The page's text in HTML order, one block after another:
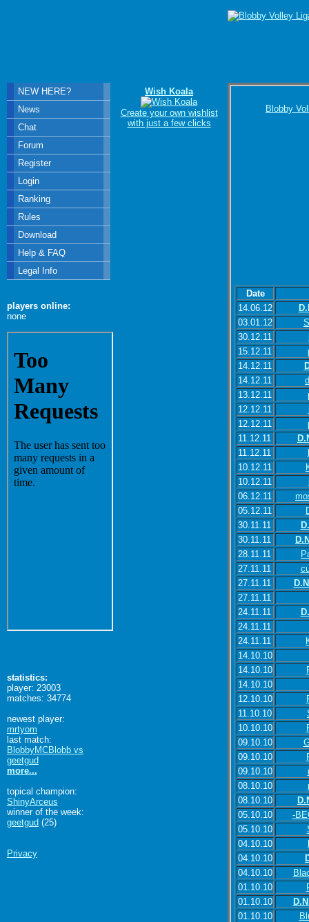
Blobby
Date
14.06.12
03.01.12
30.12.11
15.12.11
14.12.11
14.12.11
13.12.11
12.12.11
12.12.11
11.12.11
11.12.11
10.12.11
10.12.11
06.12.11
05.12.11
30.11.11
30.11.11
28.11.11
27.11.11
27.11.11
27.11.11
24.11.11
24.11.11
24.11.11
14.10.10
14.10.10
14.10.10
12.10.10
11.10.10
10.10.10
09.10.10
09.10.10
09.10.10
08.10.10
08.10.10
05.10.10
-
05.10.10
04.10.10
04.10.10
04.10.10
01.10.10
01.10.10
01.10.10
Wish Koala
Create your own wishlist
with just a few clicks
NEW HERE?
News
Chat
Forum
Register
Login
Ranking
Rules
Download
Help & FAQ
Legal Info
players online:
none
statistics:
player: 23003
matches: 34774
newest player:
mrtyom
last match:
BlobbyMCBlobb vs
geetgud
more...
topical champion:
ShinyArceus
winner of the week:
geetgud (25)
Privacy